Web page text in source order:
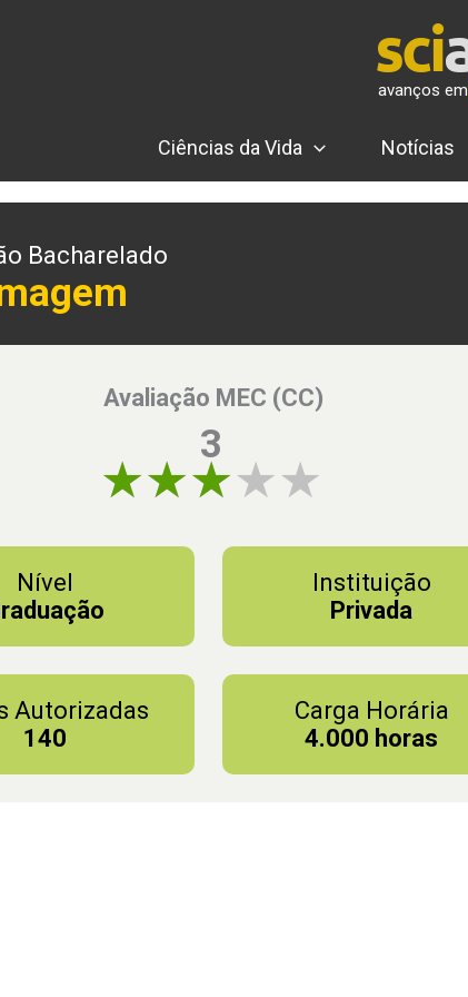
avanços em
Ciências da Vida Notícias
Bacharelado
Avaliação MEC (CC)
3
Nível
Instituição
Privada
Autorizadas
140
Carga Horária
4.000 horas